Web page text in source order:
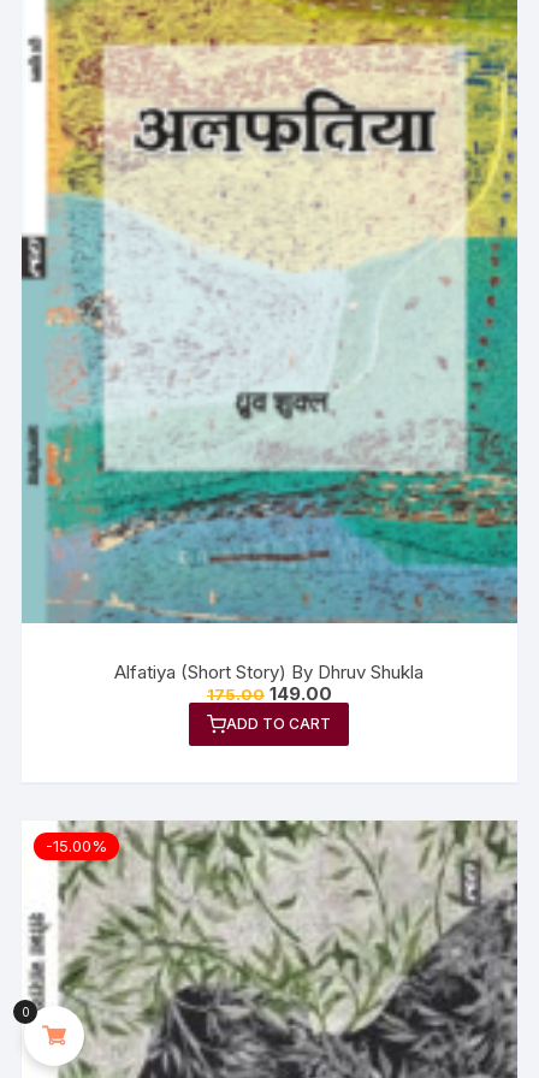
Alfatiya (Short Story) By Dhruv Shukla
175.00 149.00
ADD TO CART
-15.00%
0